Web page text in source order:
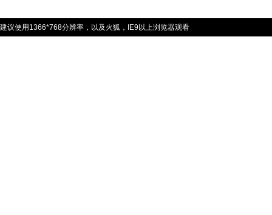
建议使用1366*768分辨率，以及火狐，IE9以上浏览器观看